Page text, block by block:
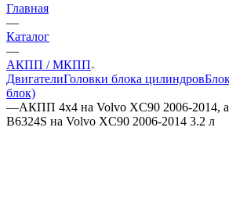
Главная
—
Каталог
—
АКПП / МКПП
ДвигателиГоловки блока цилиндров
блок)
—АКПП 4х4 на Volvo XC90 2006-2014,
B6324S на Volvo XC90 2006-2014 3.2 л